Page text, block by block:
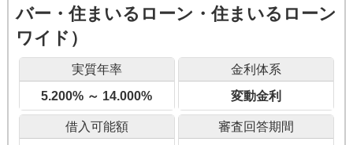
バー・住まいるローン・住まいるローン
ワイド）
実質年率
5.200% ～ 14.000%
金利体系
変動金利
借入可能額
審査回答期間